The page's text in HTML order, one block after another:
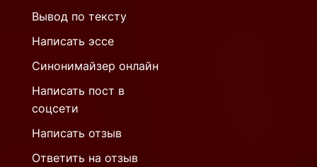
Вывод по тексту
Написать эссе
Синонимайзер онлайн
Написать пост в
соцсети
Написать отзыв
Ответить на отзыв